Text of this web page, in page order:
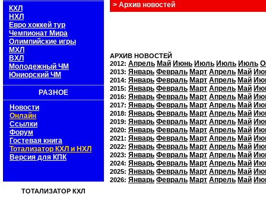
КХЛ
НХЛ
Евро хоккей тур
Чемпионат Мира
Олимпийские игры
МХЛ
ВХЛ
Молодежный ЧМ
Юниорский ЧМ
РАЗНОЕ
Новости
Онлайн
Ссылки
Форум
Гостевая книга
Тотализатор КХЛ и НХЛ
Версия для КПК
ТОТАЛИЗАТОР КХЛ
> Архив новостей
АРХИВ НОВОСТЕЙ
2012: Апрель Май Июнь Июль Июль Июль
2013: Январь Февраль Март Апрель Май
2014: Январь Февраль Март Апрель Май
2015: Январь Февраль Март Апрель Май
2016: Январь Февраль Март Апрель Май
2017: Январь Февраль Март Апрель Май
2018: Январь Февраль Март Апрель Май
2019: Январь Февраль Март Апрель Май
2020: Январь Февраль Март Апрель Май
2021: Январь Февраль Март Апрель Май
2022: Январь Февраль Март Апрель Май
2023: Январь Февраль Март Апрель Май
2024: Январь Февраль Март Апрель Май
2025: Январь Февраль Март Апрель Май
2026: Январь Февраль Март Апрель Май